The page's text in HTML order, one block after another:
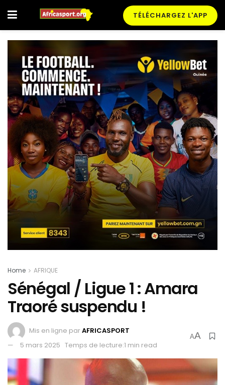
TÉLÉCHARGEZ L'APP
Home AFRIQUE
Sénégal / Ligue 1 : Amara
Traoré suspendu !
Mis en ligne parAFRICASPORT
5 mars 2025 Temps de lecture:1 min read
AA